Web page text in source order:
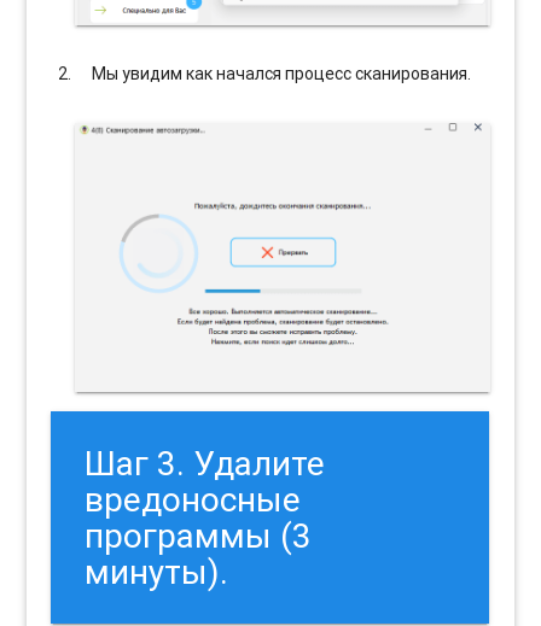
Мы увидим как начался процесс сканирования.
Шаг 3. Удалите
вредоносные
программы (3
минуты).